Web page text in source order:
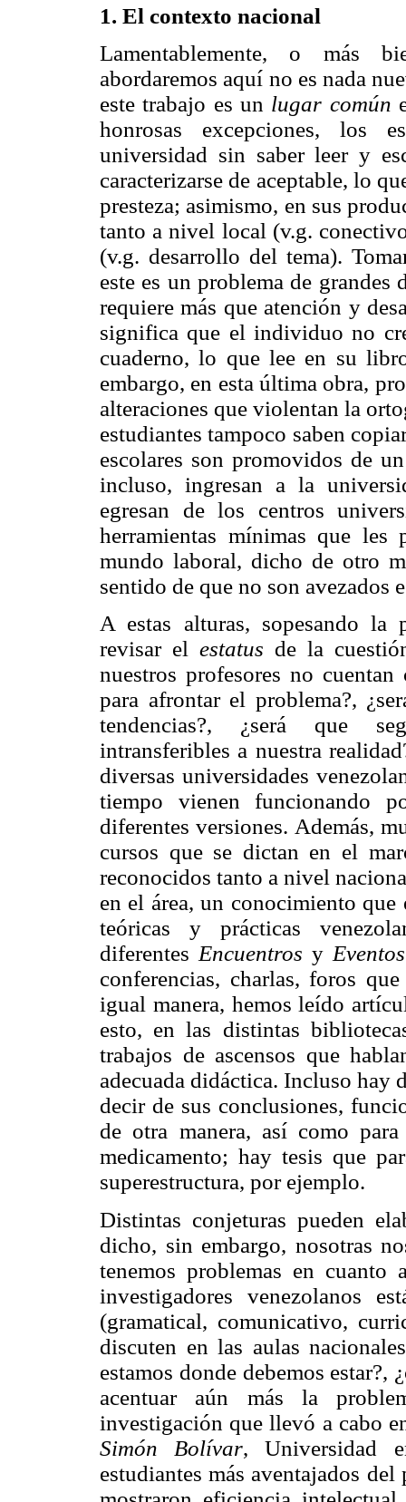
1. El contexto nacional
Lamentablemente, o más
abordaremos aquí no es nada
este trabajo es un lugar común
honrosas excepciones, los
universidad sin saber leer y
caracterizarse de aceptable, lo
presteza; asimismo, en sus
tanto a nivel local (v.g.
(v.g. desarrollo del tema).
este es un problema de
requiere más que atención y
significa que el individuo no
cuaderno, lo que lee en su
embargo, en esta última obra,
alteraciones que violentan la
estudiantes tampoco saben
escolares son promovidos de
incluso, ingresan a la
egresan de los centros
herramientas mínimas que
mundo laboral, dicho de otro
sentido de que no son avezados
A estas alturas, sopesando la
revisar el estatus de la
nuestros profesores no
para afrontar el problema?,
tendencias?, ¿será que
intransferibles a nuestra
diversas universidades
tiempo vienen funcionando
diferentes versiones. Además,
cursos que se dictan en el
reconocidos tanto a nivel
en el área, un conocimiento que
teóricas y prácticas
diferentes Encuentros y Eventos
conferencias, charlas, foros
igual manera, hemos leído
esto, en las distintas
trabajos de ascensos que
adecuada didáctica. Incluso hay
decir de sus conclusiones,
de otra manera, así como
medicamento; hay tesis que
superestructura, por ejemplo.
Distintas conjeturas pueden
dicho, sin embargo, nosotras
tenemos problemas en
investigadores venezolanos
(gramatical, comunicativo,
discuten en las aulas
estamos donde debemos estar?,
acentuar aún más la
investigación que llevó a cabo
Simón Bolívar, Universidad
estudiantes más aventajados